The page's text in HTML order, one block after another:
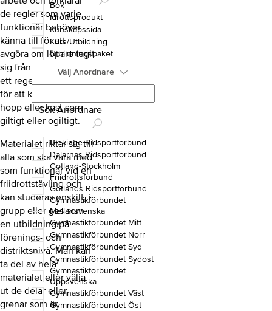
de regler som varje
funktionär behöver
känna till för att
avgöra om löpare tagit
sig från start till mål på
ett regelrätt sätt och
för att kunna döma ett
hopp eller kast som
giltigt eller ogiltigt.
Materialet riktar sig till
alla som ska vara med
som funktionär vid en
friidrottstävling och
kan studeras enskilt, i
grupp eller ges som
en utbildning på
förenings- och
distriktsnivå. Man kan
ta del av hela
materialet eller välja
ut de delar eller
grenar som är
Bok
Idrottsprodukt
Kunskapssida
Kurs/Utbildning
Utbildningspaket
Välj Anordnare
Sök Anordnare
Blekinge Ridsportförbund
Dalarnas Ridsportförbund
Gotland-Stockholm
Friidrottsförbund
Gotlands Ridsportförbund
Gymnastikförbundet
Mellansvenska
Gymnastikförbundet Mitt
Gymnastikförbundet Norr
Gymnastikförbundet Syd
Gymnastikförbundet Sydost
Gymnastikförbundet
Uppsvenska
Gymnastikförbundet Väst
Gymnastikförbundet Öst